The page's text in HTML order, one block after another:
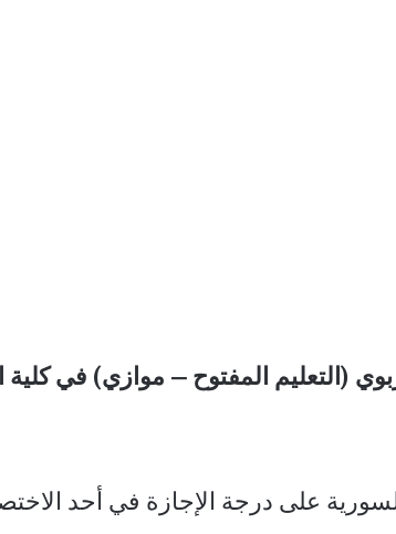
(التعليم المفتوح – موازي) في كلية
على درجة الإجازة في أحد